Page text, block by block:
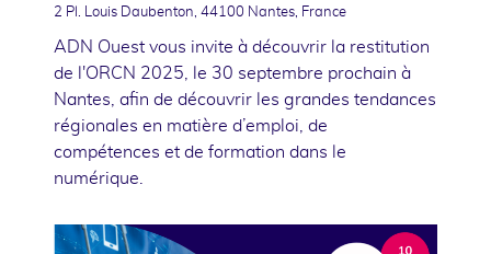
2 Pl. Louis Daubenton, 44100 Nantes, France
ADN Ouest vous invite à découvrir la restitution
de l'ORCN 2025, le 30 septembre prochain à
Nantes, afin de découvrir les grandes tendances
régionales en matière d’emploi, de
compétences et de formation dans le
numérique.